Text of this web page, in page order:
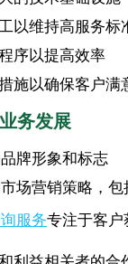
以维持高服务标
序以提高效率
施以确保客户满
务发展
牌形象和标志
场营销策略，包
服务专注于客户